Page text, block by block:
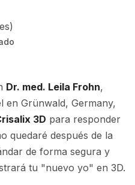
Dr. med. Leila Frohn,
en Grünwald, Germany,
3D para responder
quedaré después de la
de forma segura y
tu "nuevo yo" en 3D.